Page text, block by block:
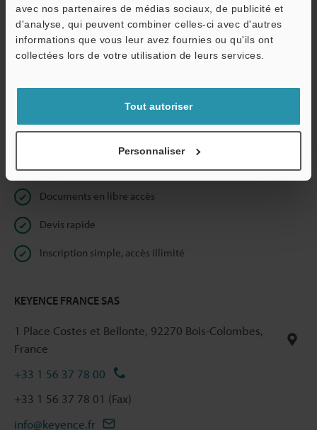
avec nos partenaires de médias sociaux, de publicité et
d'analyse, qui peuvent combiner celles-ci avec d'autres
informations que vous leur avez fournies ou qu'ils ont
collectées lors de votre utilisation de leurs services.
Tout autoriser
Personnaliser
Continuer
Nous garantissons une confidentialité totale : vos informations ne
Confidentialité
Réservé aux membres
Documents en libre accès
Devis rapide
Inscription simple, accès illimité
KEYENCE FRANCE SAS
1 Place Costes et Bellonte, 92270 Bois-Colombes,
France
+33 1 56 37 78 00
+33 1 56 37 78 01 (Fax)
info@keyence.fr